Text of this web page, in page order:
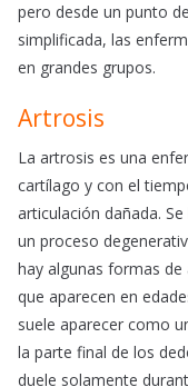
pero desde un punto
simplificada, las
en grandes grupos.
Artrosis
La artrosis es una
cartílago y con el
articulación dañada.
un proceso
hay algunas formas
que aparecen en
suele aparecer como
la parte final de los
duele solamente